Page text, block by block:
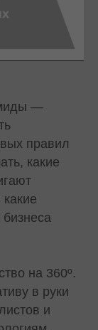
—
правил
какие
на 360º.
в руки
и